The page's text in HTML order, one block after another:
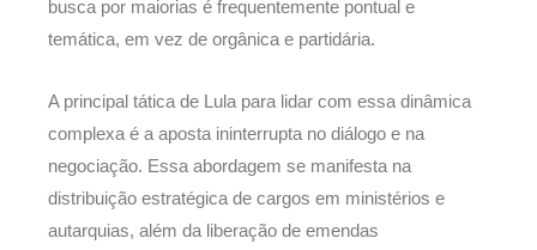
busca por maiorias é frequentemente pontual e
temática, em vez de orgânica e partidária.
A principal tática de Lula para lidar com essa dinâmica
complexa é a aposta ininterrupta no diálogo e na
negociação. Essa abordagem se manifesta na
distribuição estratégica de cargos em ministérios e
autarquias, além da liberação de emendas